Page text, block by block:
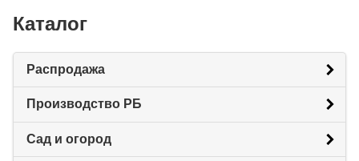
Каталог
Распродажа
Производство РБ
Сад и огород